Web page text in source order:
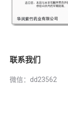
联系我们
微信：dd23562